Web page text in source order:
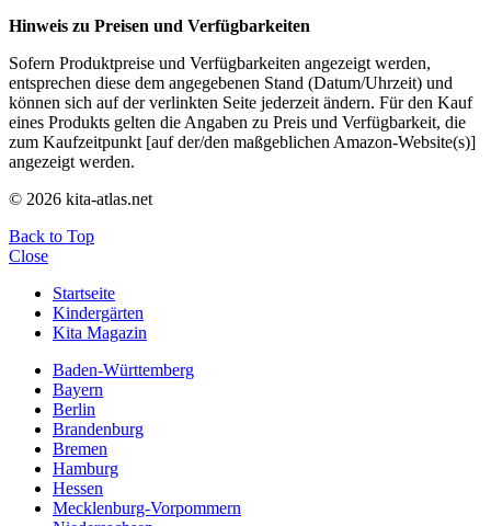
Hinweis zu Preisen und Verfügbarkeiten
Sofern Produktpreise und Verfügbarkeiten angezeigt werden,
entsprechen diese dem angegebenen Stand (Datum/Uhrzeit) und
können sich auf der verlinkten Seite jederzeit ändern. Für den Kauf
eines Produkts gelten die Angaben zu Preis und Verfügbarkeit, die
zum Kaufzeitpunkt [auf der/den maßgeblichen Amazon-Website(s)]
angezeigt werden.
© 2026 kita-atlas.net
Back to Top
Close
Startseite
Kindergärten
Kita Magazin
Baden-Württemberg
Bayern
Berlin
Brandenburg
Bremen
Hamburg
Hessen
Mecklenburg-Vorpommern